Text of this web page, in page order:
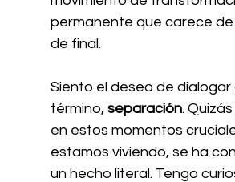
permanente que carece de
de final.
Siento el deseo de
término, separación.
en estos momentos
estamos viviendo, se ha
un hecho literal. Tengo